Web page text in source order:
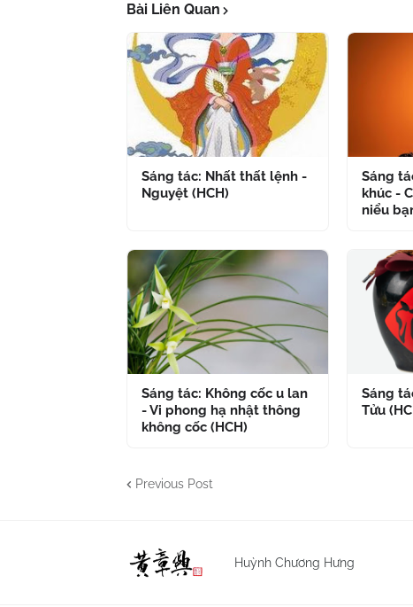
Bài Liên Quan
Sáng tác: Nhất thất lệnh -
Nguyệt (HCH)
Sáng
khúc -
niểu
Sáng tác: Không cốc u lan
- Vi phong hạ nhật thông
không cốc (HCH)
Sáng
Tửu
Previous Post
Huỳnh Chương Hưng